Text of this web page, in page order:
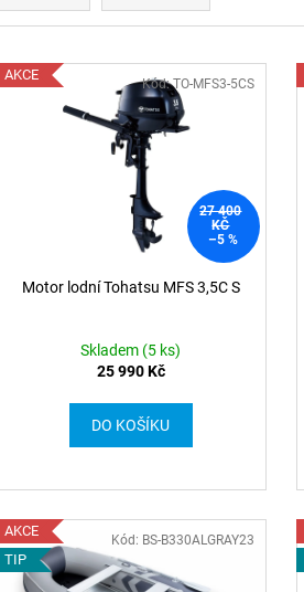
AKCE
27 400
KČ
–5 %
Motor lodní Tohatsu MFS 3,5C S
Skladem (5 ks)
25 990 Kč
DO KOŠÍKU
Kód: TO-MFS3-5CS
AKCE
TIP
Kód: BS-B330ALGRAY23